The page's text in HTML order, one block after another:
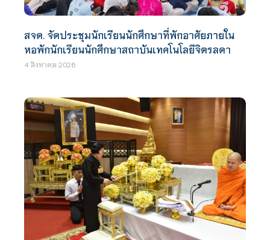
สจด. จัดประชุมนักเรียนนักศึกษาที่พักอาศัยภายใน
หอพักนักเรียนนักศึกษาสถาบันเทคโนโลยีจิตรลดา
4 สิงหาคม 2026